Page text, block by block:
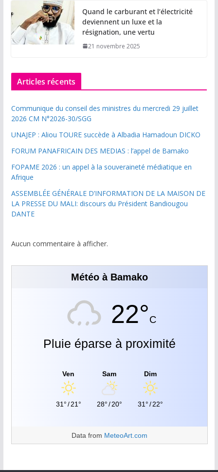
Quand le carburant et l’électricité
deviennent un luxe et la
résignation, une vertu
21 novembre 2025
Articles récents
Communique du conseil des ministres du mercredi 29 juillet
2026 CM N°2026-30/SGG
UNAJEP : Aliou TOURE succède à Albadia Hamadoun DICKO
FORUM PANAFRICAIN DES MEDIAS : l’appel de Bamako
FOPAME 2026 : un appel à la souveraineté médiatique en
Afrique
ASSEMBLÉE GÉNÉRALE D’INFORMATION DE LA MAISON DE
LA PRESSE DU MALI: discours du Président Bandiougou
DANTE
Aucun commentaire à afficher.
Météo à Bamako
22°C
Pluie éparse à proximité
Ven
31°/21°
Sam
28°/20°
Dim
31°/22°
Data from MeteoArt.com